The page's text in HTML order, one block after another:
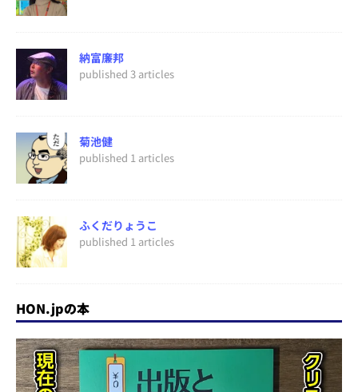
納富廉邦
published 3 articles
菊池健
published 1 articles
ふくだりょうこ
published 1 articles
HON.jpの本